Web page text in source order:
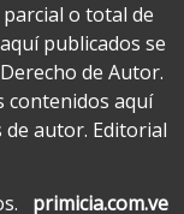
o total de
publicados se
de Autor.
contenidos aquí
de autor. Editorial
primicia.com.ve